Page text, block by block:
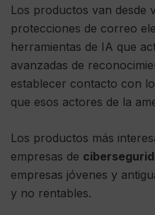
Los productos van desde
protecciones de correo
herramientas de IA que
avanzadas de
establecer contacto con
que esos actores de la
Los productos más
empresas de
empresas jóvenes y
y no rentables.